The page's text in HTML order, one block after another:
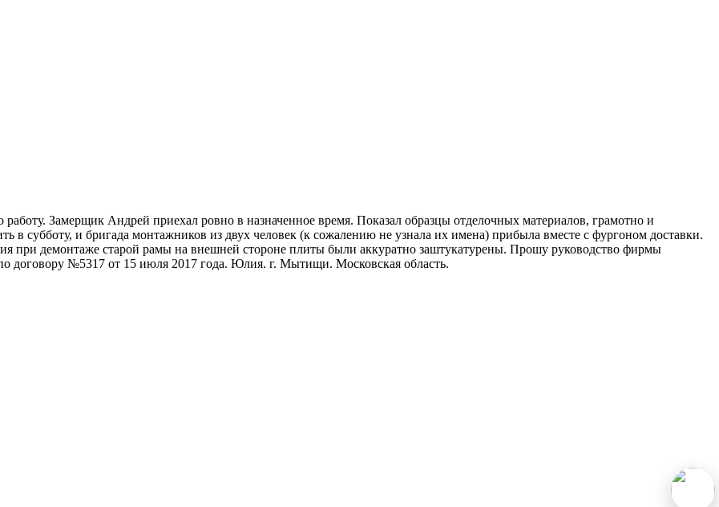
Замерщик Андрей приехал ровно в назначенное время. Показал образцы отделочных материалов, грамотно и
в субботу, и бригада монтажников из двух человек (к сожалению не узнала их имена) прибыла вместе с фургоном доставки.
при демонтаже старой рамы на внешней стороне плиты были аккуратно заштукатурены. Прошу руководство фирмы
договору №5317 от 15 июля 2017 года. Юлия. г. Мытищи. Московская область.